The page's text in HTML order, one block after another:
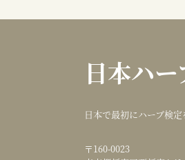
日本ハ
日本で最初にハーブ検
〒160-0023